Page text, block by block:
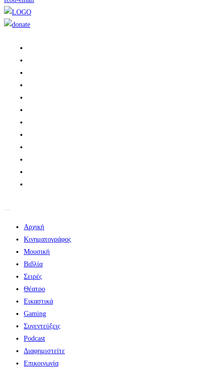
Αρχική
Κινηματογράφος
Μουσική
Βιβλία
Σειρές
Θέατρο
Εικαστικά
Gaming
Συνεντεύξεις
Podcast
Διαφημιστείτε
Επικοινωνία